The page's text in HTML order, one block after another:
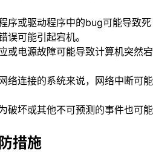
序或驱动程序中的bug可能导致死
误可能引起宕机。
或电源故障可能导致计算机突然宕
络连接的系统来说，网络中断可能
破坏或其他不可预测的事件也可能
措施